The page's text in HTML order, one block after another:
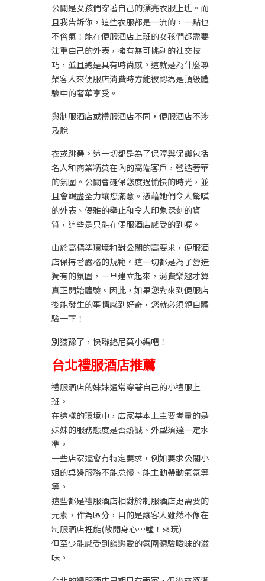
公關是女孩們穿著自己的漂亮衣服上班。而
且我告訴你，這些衣服都是一流的，一點也
不俗氣！能在便服酒店上班的女孩們都需要
注重自己的外表，擁有無可挑剔的社交技
巧，並且總是具有時尚感。這就是為什麼尊
榮客人來便服店消費時方能被認為是頂級體
驗中的奢華享受。
與制服酒店或禮服酒店不同，便服酒店不涉
及脫
衣或跳舞。這一切都是為了保障與保護包括
名人和商業精英在內的高端客戶，營造奢華
的氛圍。公關會確保您度過愉快的時光，並
且會竭盡全力讓您滿意。憑藉她們令人驚嘆
的外表、優雅的舉止和令人印象深刻的資
質，這些是只能在便服酒店感受的到喔。
由於高標準環境和對公關的高要求，便服酒
店保持著嚴格的規範。這一切都是為了營造
獨有的氛圍，一旦建立起來，消費樂趣才算
真正開始體驗。因此，如果您對來到便服店
後能發生的事情感到好奇，您就必須親自體
驗一下！
別猶豫了，快聯絡尼莫小編吧！
台北禮服酒店推薦
禮服酒店的妹妹通常穿著自己的小禮服上
班。
在這樣的環境中，店家基本上主要考量的是
妹妹的服務態度是否熱誠、外型須達一定水
準。
一些店家還會有特定要求，例如要求公關小
姐的桌邊服務不能怠慢、能主動帶動氣氛等
等。
這些都是禮服酒店相對於制服酒店更需要的
元素，作為區分，目的是讓客人雖然不像在
制服酒店裡能(敞開身心…噓！來玩)
但至少能感受到談戀愛的氛圍體驗曖昧的滋
味。